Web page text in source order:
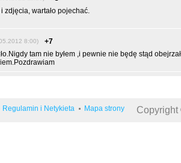
zdjęcia, wartało pojechać.
8:00)
+7
tam nie byłem ,i pewnie nie będę stąd
Regulamin i Netykieta Mapa strony